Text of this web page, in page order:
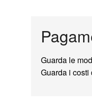
Guarda le
Guarda i